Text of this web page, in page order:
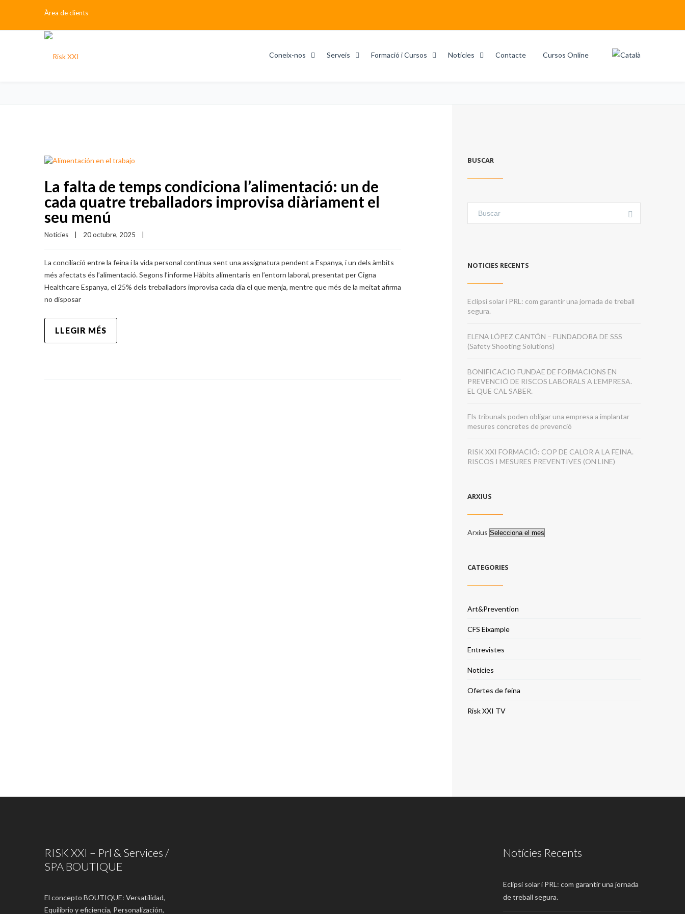
Àrea de clients
Coneix-nos Serveis Formació i Cursos Notícies Contacte Cursos Online
La falta de temps condiciona l’alimentació: un de
cada quatre treballadors improvisa diàriament el
seu menú
Notícies 20 octubre, 2025
La conciliació entre la feina i la vida personal continua sent una assignatura pendent a Espanya, i un dels àmbits
més afectats és l’alimentació. Segons l’informe Hàbits alimentaris en l’entorn laboral, presentat per Cigna
Healthcare Espanya, el 25% dels treballadors improvisa cada dia el que menja, mentre que més de la meitat afirma
no disposar
LLEGIR MÉS
BUSCAR
NOTICIES RECENTS
Eclipsi solar i PRL: com garantir una jornada de treball
segura.
ELENA LÓPEZ CANTÓN – FUNDADORA DE SSS
(Safety Shooting Solutions)
BONIFICACIO FUNDAE DE FORMACIONS EN
PREVENCIÓ DE RISCOS LABORALS A L’EMPRESA.
EL QUE CAL SABER.
Els tribunals poden obligar una empresa a implantar
mesures concretes de prevenció
RISK XXI FORMACIÓ: COP DE CALOR A LA FEINA.
RISCOS I MESURES PREVENTIVES (ON LINE)
ARXIUS
Arxius
CATEGORIES
Art&Prevention
CFS Eixample
Entrevistes
Notícies
Ofertes de feina
Risk XXI TV
RISK XXI – Prl & Services /
SPA BOUTIQUE
El concepto BOUTIQUE: Versatilidad,
Equilibrio y eficiencia, Personalización,
Notícies Recents
Eclipsi solar i PRL: com garantir una jornada
de treball segura.